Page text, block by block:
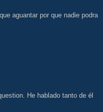
aguantar por que nadie podra
He hablado tanto de él